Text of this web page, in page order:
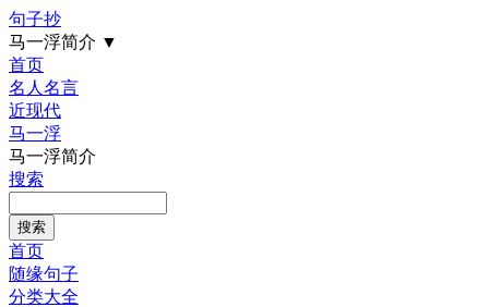
句子抄
马一浮简介 ▼
首页
名人名言
近现代
马一浮
马一浮简介
搜索
首页
随缘句子
分类大全